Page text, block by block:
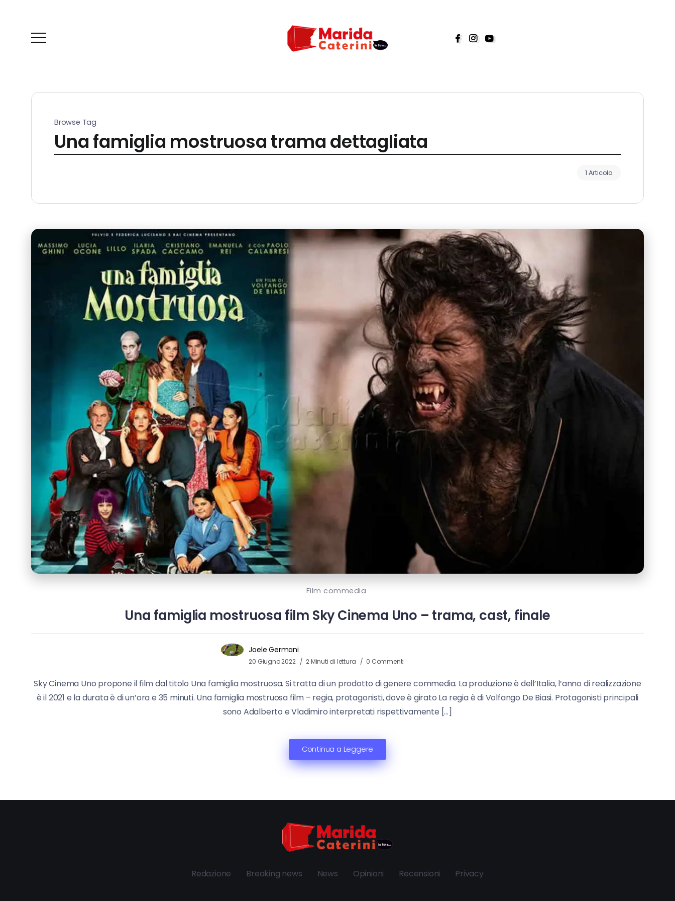
Browse Tag
Una famiglia mostruosa trama dettagliata
1 Articolo
Film commedia
Una famiglia mostruosa film Sky Cinema Uno – trama, cast, finale
Joele Germani
20 Giugno 2022 2 Minuti di lettura 0 Commenti
Sky Cinema Uno propone il film dal titolo Una famiglia mostruosa. Si tratta di un prodotto di genere commedia. La produzione è dell’Italia, l’anno di realizzazione
è il 2021 e la durata è di un’ora e 35 minuti. Una famiglia mostruosa film – regia, protagonisti, dove è girato La regia è di Volfango De Biasi. Protagonisti principali
sono Adalberto e Vladimiro interpretati rispettivamente […]
Continua a Leggere
Redazione Breaking news News Opinioni Recensioni Privacy